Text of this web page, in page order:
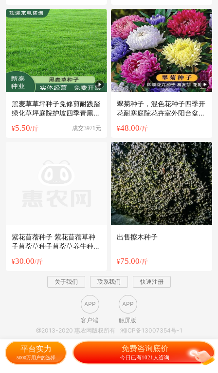
黑麦草草坪种子免修剪耐践踏
绿化草坪庭院护坡四季青黑麦
¥5.50/斤 成交3971元
翠菊种子，混色花种子四季开
花耐寒庭院花卉室外阳台盆栽
¥48.00/斤
紫花苜蓿种子 紫花苜蓿草种
子苜蓿草种子苜蓿草养牛种子
¥30.00/斤
出售擦木种子
¥75.00/斤
关于我们 联系我们 快速注册
APP
客户端
APP
触屏版
@2013-2020 惠农网版权所有
湘ICP备13007354号-1
平台实力
5000万用户的选择
免费咨询底价
今日已有1021人咨询